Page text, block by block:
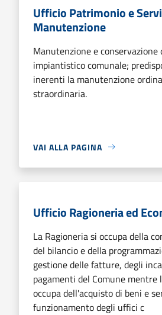
Ufficio Patrimonio e
Manutenzione
Manutenzione e
impiantistico comunale;
inerenti la manutenzione
straordinaria.
VAI ALLA PAGINA
Ufficio Ragioneria ed
La Ragioneria si occupa della
del bilancio e della
gestione delle fatture, degli
pagamenti del Comune mentre
occupa dell'acquisto di beni e
funzionamento degli uffici c